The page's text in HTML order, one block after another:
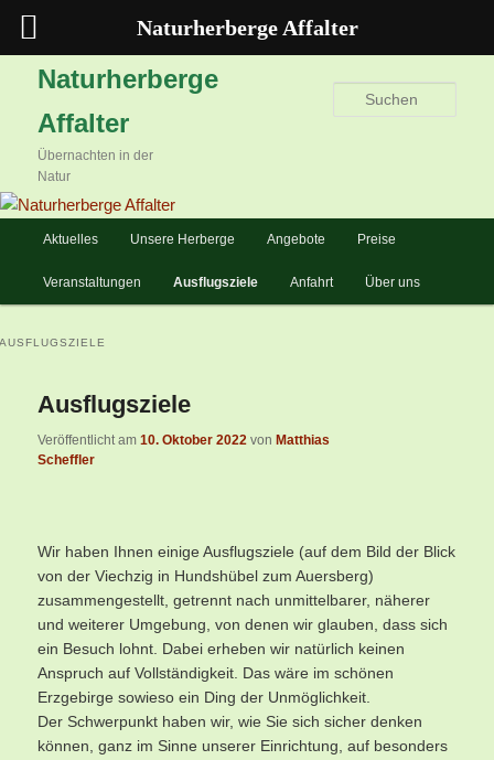
primären
springen
sekundären
springen
Naturherberge
Affalter
Übernachten in der
Natur
Hauptmenü
Aktuelles Unsere Herberge Angebote Preise
Veranstaltungen Ausflugsziele Anfahrt Über uns
Ausflugsziele
Veröffentlicht am10. Oktober 2022 vonMatthias
Scheffler
Wir haben Ihnen einige Ausflugsziele (auf dem Bild der Blick
von der Viechzig in Hundshübel zum Auersberg)
zusammengestellt, getrennt nach unmittelbarer, näherer
und weiterer Umgebung, von denen wir glauben, dass sich
ein Besuch lohnt. Dabei erheben wir natürlich keinen
Anspruch auf Vollständigkeit. Das wäre im schönen
Erzgebirge sowieso ein Ding der Unmöglichkeit.
Der Schwerpunkt haben wir, wie Sie sich sicher denken
können, ganz im Sinne unserer Einrichtung, auf besonders
Naturherberge Affalter